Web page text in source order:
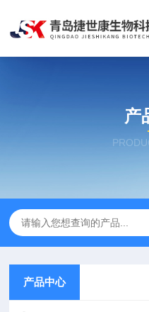
产
产品中心